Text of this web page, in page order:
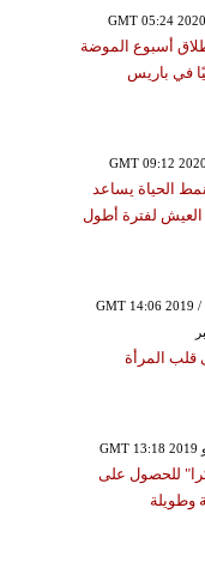
أسبوع الموضة
في باريس
الحياة يساعد
لفترة أطول
GMT 14:06 2019 الخميس ,26 كانون الأول /
قلب المرأة
للحصول على
وطويلة